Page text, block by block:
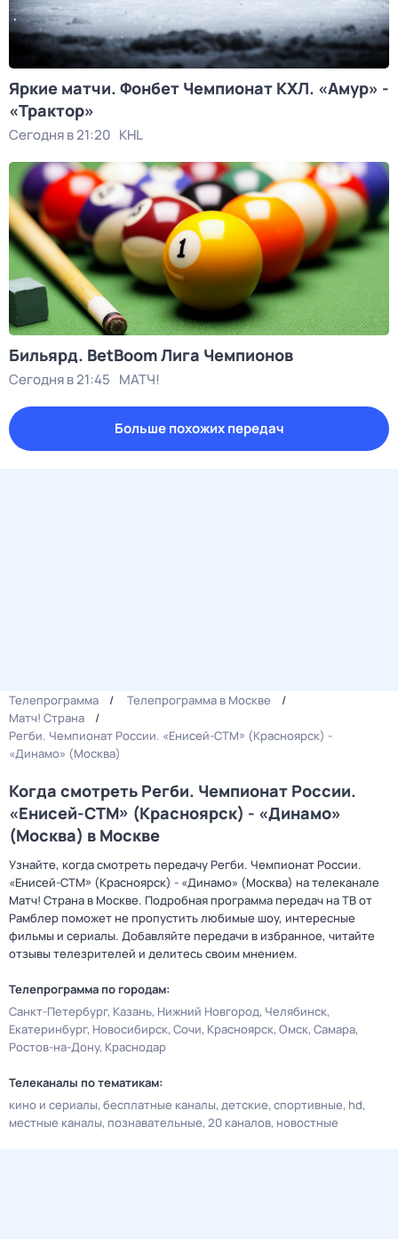
Яркие матчи. Фонбет Чемпионат КХЛ. «Амур» -
«Трактор»
Сегодня в 21:20 KHL
Бильярд. BetBoom Лига Чемпионов
Сегодня в 21:45 МАТЧ!
Больше похожих передач
Телепрограмма
Телепрограмма в Москве
Матч! Страна
Регби. Чемпионат России. «Енисей-СТМ» (Красноярск) -
«Динамо» (Москва)
Когда смотреть Регби. Чемпионат России.
«Енисей-СТМ» (Красноярск) - «Динамо»
(Москва) в Москве
Узнайте, когда смотреть передачу Регби. Чемпионат России.
«Енисей-СТМ» (Красноярск) - «Динамо» (Москва) на телеканале
Матч! Страна в Москве. Подробная программа передач на ТВ от
Рамблер поможет не пропустить любимые шоу, интересные
фильмы и сериалы. Добавляйте передачи в избранное, читайте
отзывы телезрителей и делитесь своим мнением.
Телепрограмма по городам:
Санкт-Петербург Казань Нижний Новгород Челябинск
Екатеринбург Новосибирск Сочи Красноярск Омск Самара
Ростов-на-Дону Краснодар
Телеканалы по тематикам:
кино и сериалы бесплатные каналы детские спортивные hd
местные каналы познавательные 20 каналов новостные